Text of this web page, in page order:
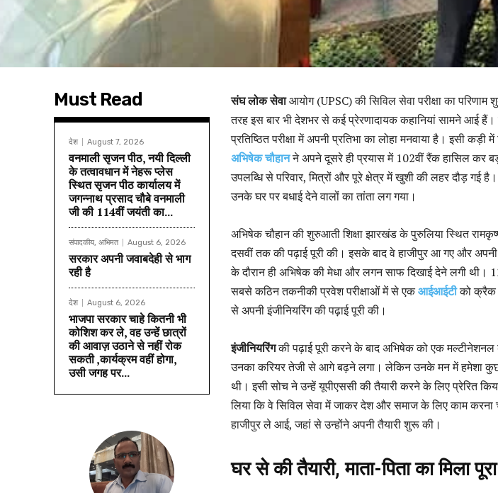
Must Read
देश August 7, 2026
वनमाली सृजन पीठ, नयी दिल्ली
के तत्वावधान में नेहरू प्लेस
स्थित सृजन पीठ कार्यालय में
जगन्नाथ प्रसाद चौबे वनमाली
जी की 114वीं जयंती का...
संपादकीय, अभिमत August 6, 2026
सरकार अपनी जवाबदेही से भाग
रही है
देश August 6, 2026
भाजपा सरकार चाहे कितनी भी
कोशिश कर ले, वह उन्हें छात्रों
की आवाज़ उठाने से नहीं रोक
सकती ,कार्यक्रम वहीं होगा,
उसी जगह पर...
संघ लोक सेवाआयोग (UPSC) की सिविल सेवा परीक्षा का
तरह इस बार भी देशभर से कई प्रेरणादायक कहानियां सामने आई हैं।
प्रतिष्ठित परीक्षा में अपनी प्रतिभा का लोहा मनवाया है। इसी कड़ी
अभिषेक चौहानने अपने दूसरे ही प्रयास में 102वीं रैंक हासिल कर
उपलब्धि से परिवार, मित्रों और पूरे क्षेत्र में खुशी की लहर दौड़
उनके घर पर बधाई देने वालों का तांता लग गया।
अभिषेक चौहान की शुरुआती शिक्षा झारखंड के पुरुलिया स्थित
दसवीं तक की पढ़ाई पूरी की। इसके बाद वे हाजीपुर आ गए और अपनी
के दौरान ही अभिषेक की मेधा और लगन साफ दिखाई देने लगी थी।
सबसे कठिन तकनीकी प्रवेश परीक्षाओं में से एकआईआईटीको क्रैक
से अपनी इंजीनियरिंग की पढ़ाई पूरी की।
इंजीनियरिंगकी पढ़ाई पूरी करने के बाद अभिषेक को एक मल्टीनेशनल
उनका करियर तेजी से आगे बढ़ने लगा। लेकिन उनके मन में हमेशा
थी। इसी सोच ने उन्हें यूपीएससी की तैयारी करने के लिए प्रेरित
लिया कि वे सिविल सेवा में जाकर देश और समाज के लिए काम
हाजीपुर ले आई, जहां से उन्होंने अपनी तैयारी शुरू की।
घर से की तैयारी, माता-पिता का मिला